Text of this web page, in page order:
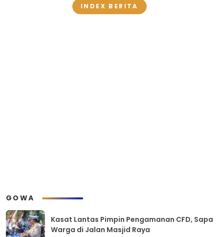
INDEX BERITA
GOWA
Kasat Lantas Pimpin Pengamanan CFD, Sapa
Warga di Jalan Masjid Raya